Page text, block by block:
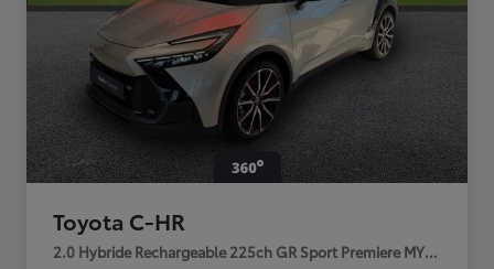
Toyota C-HR
2.0 Hybride Rechargeable 225ch GR Sport Premiere MY25